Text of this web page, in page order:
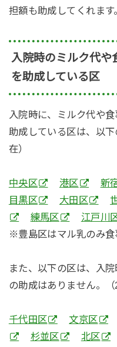
担額も助成してくれます
入院時のミルク代や
を助成している区
入院時に、ミルク代や
助成している区は、以
在）
中央区 港区 新
目黒区
大田区
練馬区
江戸川
※豊島区はマル乳のみ
また、以下の区は、入
の助成はありません。（
千代田区 文京区
杉並区
北区